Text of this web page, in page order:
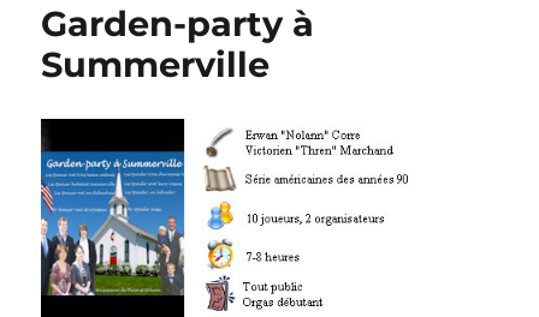
Garden-party à
Summerville